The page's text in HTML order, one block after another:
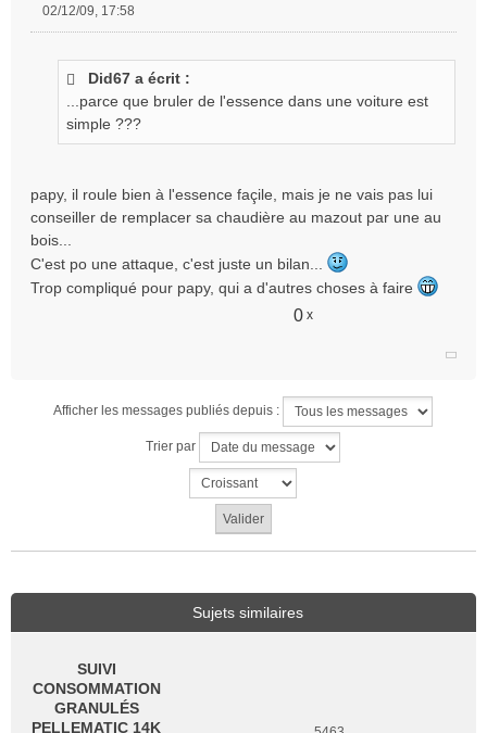
n
l
u
02/12/09, 17:58
Did67 a écrit :
...parce que bruler de l'essence dans une voiture est
simple ???
papy, il roule bien à l'essence façile, mais je ne vais pas lui
conseiller de remplacer sa chaudière au mazout par une au
bois...
C'est po une attaque, c'est juste un bilan...
Trop compliqué pour papy, qui a d'autres choses à faire
0 x
Afficher les messages publiés depuis :
Trier par
Sujets similaires
SUIVI
CONSOMMATION
GRANULÉS
PELLEMATIC 14K